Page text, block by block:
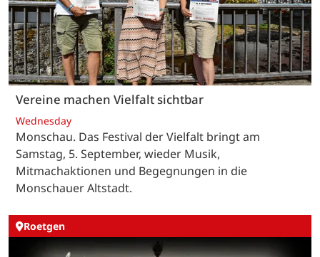
Vereine machen Vielfalt sichtbar
Wednesday
Monschau. Das Festival der Vielfalt bringt am
Samstag, 5. September, wieder Musik,
Mitmachaktionen und Begegnungen in die
Monschauer Altstadt.
Roetgen